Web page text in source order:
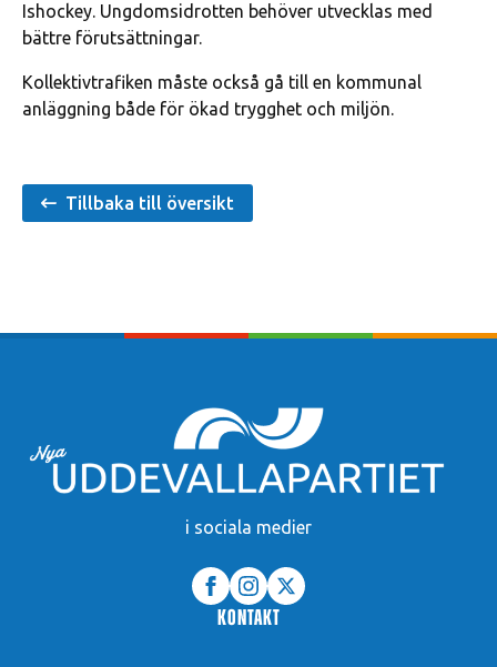
Ishockey. Ungdomsidrotten behöver utvecklas med
bättre förutsättningar.
Kollektivtrafiken måste också gå till en kommunal
anläggning både för ökad trygghet och miljön.
Tillbaka till översikt
i sociala medier
Kontakt